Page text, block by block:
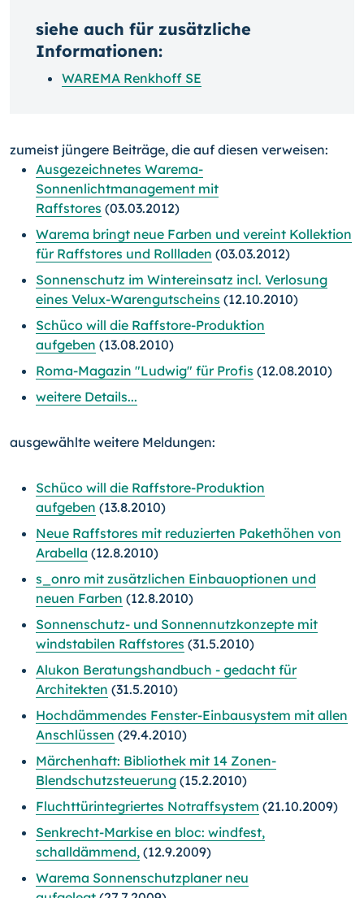
siehe auch für zusätzliche
Informationen:
WAREMA Renkhoff SE
zumeist jüngere Beiträge, die auf diesen verweisen:
Ausgezeichnetes Warema-
Sonnenlichtmanagement mit
Raffstores (03.03.2012)
Warema bringt neue Farben und vereint Kollektion
für Raffstores und Rollladen (03.03.2012)
Sonnenschutz im Wintereinsatz incl. Verlosung
eines Velux-Warengutscheins (12.10.2010)
Schüco will die Raffstore-Produktion
aufgeben (13.08.2010)
Roma-Magazin "Ludwig" für Profis (12.08.2010)
weitere Details...
ausgewählte weitere Meldungen:
Schüco will die Raffstore-Produktion
aufgeben (13.8.2010)
Neue Raffstores mit reduzierten Pakethöhen von
Arabella (12.8.2010)
s_onro mit zusätzlichen Einbauoptionen und
neuen Farben (12.8.2010)
Sonnenschutz- und Sonnennutzkonzepte mit
windstabilen Raffstores (31.5.2010)
Alukon Beratungshandbuch - gedacht für
Architekten (31.5.2010)
Hochdämmendes Fenster-Einbausystem mit allen
Anschlüssen (29.4.2010)
Märchenhaft: Bibliothek mit 14 Zonen-
Blendschutzsteuerung (15.2.2010)
Fluchttürintegriertes Notraffsystem (21.10.2009)
Senkrecht-Markise en bloc: windfest,
schalldämmend, (12.9.2009)
Warema Sonnenschutzplaner neu